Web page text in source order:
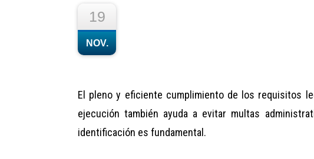
19
NOV.
El pleno y eficiente cumplimiento de los requisitos
ejecución también ayuda a evitar multas
identificación es fundamental.